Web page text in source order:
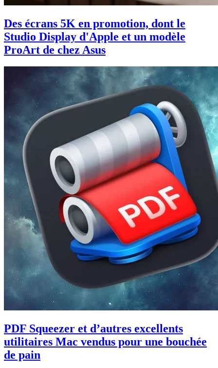
Des écrans 5K en promotion, dont le
Studio Display d'Apple et un modèle
ProArt de chez Asus
PDF Squeezer et d’autres excellents
utilitaires Mac vendus pour une bouchée
de pain